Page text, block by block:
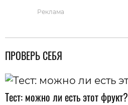
Реклама
ПРОВЕРЬ СЕБЯ
Тест: можно ли есть этот фрукт?